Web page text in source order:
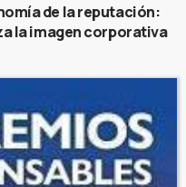
de la reputación:
la imagen corporativa